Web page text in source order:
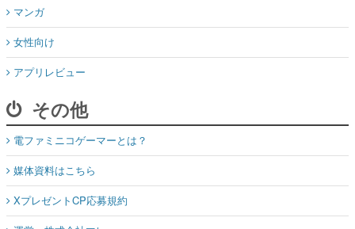
マンガ
女性向け
アプリレビュー
その他
電ファミニコゲーマーとは？
媒体資料はこちら
XプレゼントCP応募規約